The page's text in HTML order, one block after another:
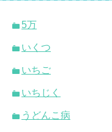
5万
いくつ
いちご
いちじく
うどんこ病